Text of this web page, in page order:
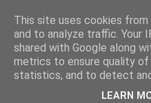
This site uses cookies
and to analyze traffic. Your
shared with Google along
metrics to ensure quality of
statistics, and to detect
LEARN